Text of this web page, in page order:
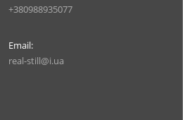
+380988935077
real-still@i.ua